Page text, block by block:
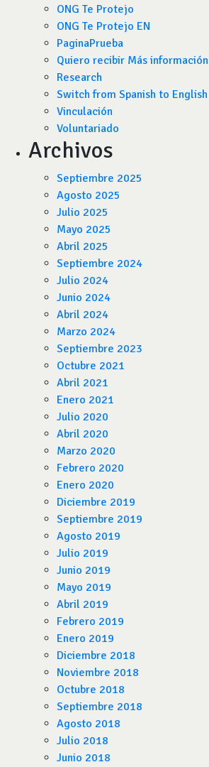
ONG Te Protejo
ONG Te Protejo EN
PaginaPrueba
Quiero recibir Más información
Research
Switch from Spanish to English
Vinculación
Voluntariado
Archivos
Septiembre 2025
Agosto 2025
Julio 2025
Mayo 2025
Abril 2025
Septiembre 2024
Julio 2024
Junio 2024
Abril 2024
Marzo 2024
Septiembre 2023
Octubre 2021
Abril 2021
Enero 2021
Julio 2020
Abril 2020
Marzo 2020
Febrero 2020
Enero 2020
Diciembre 2019
Septiembre 2019
Agosto 2019
Julio 2019
Junio 2019
Mayo 2019
Abril 2019
Febrero 2019
Enero 2019
Diciembre 2018
Noviembre 2018
Octubre 2018
Septiembre 2018
Agosto 2018
Julio 2018
Junio 2018